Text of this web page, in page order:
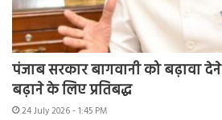
पंजाब सरकार बागवानी को बढ़ावा
बढ़ाने के लिए प्रतिबद्ध
24 July 2026 - 1:45 PM